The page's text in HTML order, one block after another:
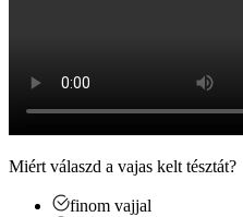
Miért válaszd a vajas kelt tésztát?
finom vajjal